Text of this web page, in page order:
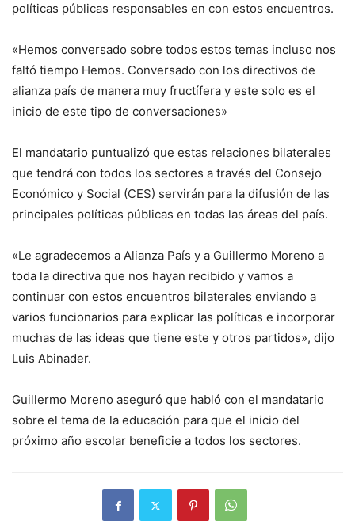
políticas públicas responsables en con estos encuentros.
«Hemos conversado sobre todos estos temas incluso nos
faltó tiempo Hemos. Conversado con los directivos de
alianza país de manera muy fructífera y este solo es el
inicio de este tipo de conversaciones»
El mandatario puntualizó que estas relaciones bilaterales
que tendrá con todos los sectores a través del Consejo
Económico y Social (CES) servirán para la difusión de las
principales políticas públicas en todas las áreas del país.
«Le agradecemos a Alianza País y a Guillermo Moreno a
toda la directiva que nos hayan recibido y vamos a
continuar con estos encuentros bilaterales enviando a
varios funcionarios para explicar las políticas e incorporar
muchas de las ideas que tiene este y otros partidos», dijo
Luis Abinader.
Guillermo Moreno aseguró que habló con el mandatario
sobre el tema de la educación para que el inicio del
próximo año escolar beneficie a todos los sectores.